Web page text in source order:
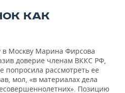
КАК
Москву Марина Фирсова
доверие членам ВККС РФ,
попросила рассмотреть ее
мол, «в материалах дела
Позицию